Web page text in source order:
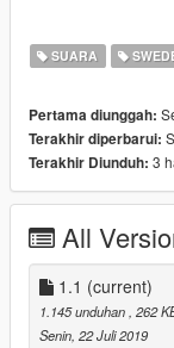
4. Open up
"Export open
5. Copy the
6. Paste the
you named
7. Take the
mods/x65/audio/
8. Start GTA 5 and
IF THERE IS
ME
SUARA
Pertama diunggah:
Terakhir diperbarui:
Terakhir Diunduh: 3
All
1.1 (current)
1.145 unduhan, 262
Senin, 22 Juli 2019